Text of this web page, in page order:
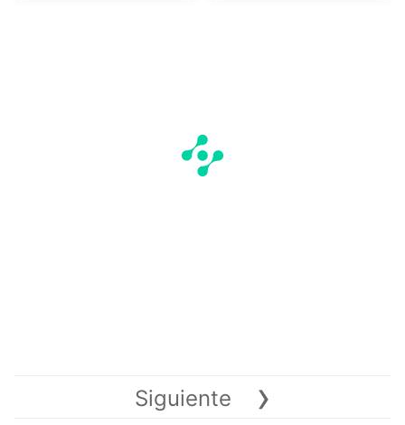
Siguiente ›